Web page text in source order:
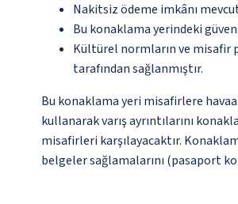
Nakitsiz ödeme imkânı
Bu konaklama yerindeki
Kültürel normların ve misafir
tarafından sağlanmıştır.
Bu konaklama yeri misafirlere
kullanarak varış ayrıntılarını
misafirleri karşılayacaktır.
belgeler sağlamalarını (pasaport